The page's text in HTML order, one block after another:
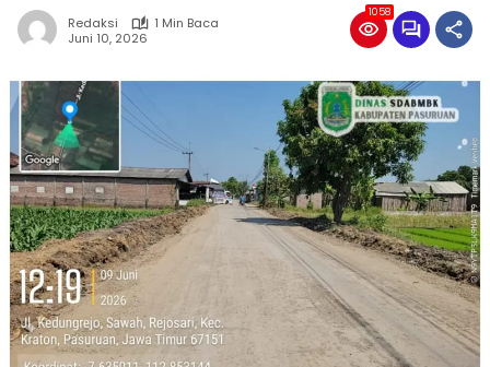
Redaksi
1 Min Baca
Juni 10, 2026
1058